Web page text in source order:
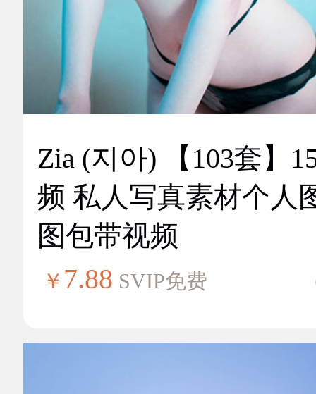
Zia (지아) 【103套】151视
频 私人写真素材个人
图包带视频
￥ 7.88 SVIP免费